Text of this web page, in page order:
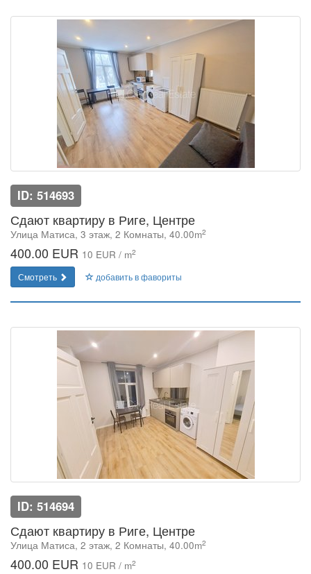
ID: 514693
Сдают квартиру в Риге, Центре
Улица Матиса, 3 этаж, 2 Комнаты, 40.00m2
400.00 EUR 10 EUR / m2
Смотреть добавить в фавориты
ID: 514694
Сдают квартиру в Риге, Центре
Улица Матиса, 2 этаж, 2 Комнаты, 40.00m2
400.00 EUR 10 EUR / m2